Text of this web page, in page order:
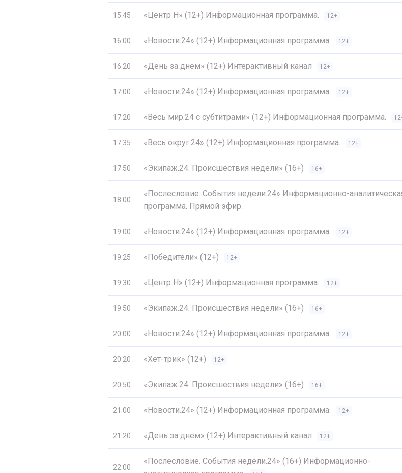
15:45 «Центр Н» (12+) Информационная программа. 12+
16:00 «Новости.24» (12+) Информационная программа. 12+
16:20 «День за днем» (12+) Интерактивный канал 12+
17:00 «Новости.24» (12+) Информационная программа. 12+
17:20 «Весь мир.24 с субтитрами» (12+) Информационная программа.
17:35 «Весь округ.24» (12+) Информационная программа. 12+
17:50 «Экипаж.24. Происшествия недели» (16+) 16+
18:00
«Послесловие. События недели.24» Информационно-
программа. Прямой эфир.
19:00 «Новости.24» (12+) Информационная программа. 12+
19:25 «Победители» (12+) 12+
19:30 «Центр Н» (12+) Информационная программа. 12+
19:50 «Экипаж.24. Происшествия недели» (16+) 16+
20:00 «Новости.24» (12+) Информационная программа. 12+
20:20 «Хет-трик» (12+) 12+
20:50 «Экипаж.24. Происшествия недели» (16+) 16+
21:00 «Новости.24» (12+) Информационная программа. 12+
21:20 «День за днем» (12+) Интерактивный канал 12+
22:00
«Послесловие. События недели.24» (16+) Информационно-